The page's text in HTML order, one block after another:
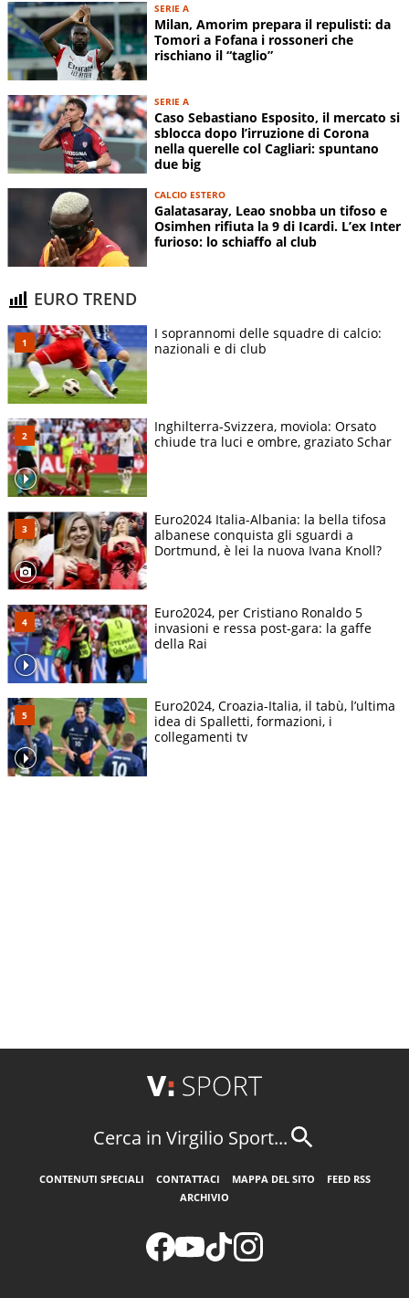
SERIE A
Milan, Amorim prepara il repulisti: da
Tomori a Fofana i rossoneri che
rischiano il “taglio”
SERIE A
Caso Sebastiano Esposito, il mercato si
sblocca dopo l’irruzione di Corona
nella querelle col Cagliari: spuntano
due big
CALCIO ESTERO
Galatasaray, Leao snobba un tifoso e
Osimhen rifiuta la 9 di Icardi. L’ex Inter
furioso: lo schiaffo al club
EURO TREND
I soprannomi delle squadre di calcio:
nazionali e di club
Inghilterra-Svizzera, moviola: Orsato
chiude tra luci e ombre, graziato Schar
Euro2024 Italia-Albania: la bella tifosa
albanese conquista gli sguardi a
Dortmund, è lei la nuova Ivana Knoll?
Euro2024, per Cristiano Ronaldo 5
invasioni e ressa post-gara: la gaffe
della Rai
Euro2024, Croazia-Italia, il tabù, l’ultima
idea di Spalletti, formazioni, i
collegamenti tv
Cerca in Virgilio Sport...
CONTENUTI SPECIALI CONTATTACI MAPPA DEL SITO
FEED RSS
ARCHIVIO